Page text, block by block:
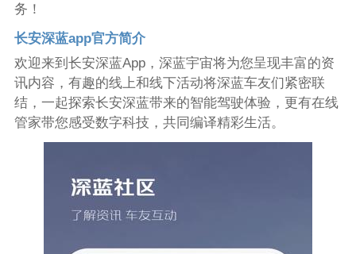
务！
长安深蓝app官方简介
欢迎来到长安深蓝App，深蓝宇宙将为您呈现丰富的资
讯内容，有趣的线上和线下活动将深蓝车友们紧密联
结，一起探索长安深蓝带来的智能驾驶体验，更有在线
管家带您感受数字科技，共同编译精彩生活。